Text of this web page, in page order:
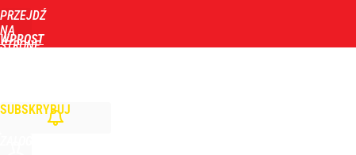
PRZEJDŹ
NA
STRONĘ
WPROST
SUBSKRYBUJ
dodaj